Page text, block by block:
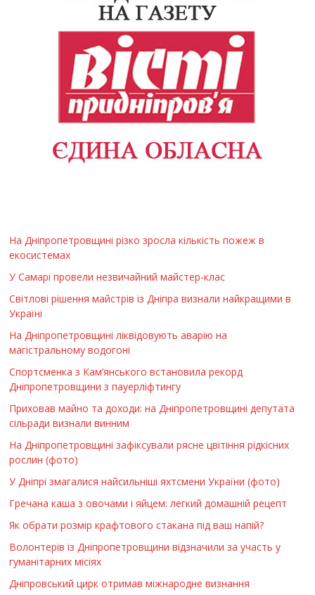
На Дніпропетровщині різко зросла кількість пожеж в
екосистемах
У Самарі провели незвичайний майстер-клас
Світлові рішення майстрів із Дніпра визнали найкращими в
Україні
На Дніпропетровщині ліквідовують аварію на
магістральному водогоні
Спортсменка з Кам’янського встановила рекорд
Дніпропетровщини з пауерліфтингу
Приховав майно та доходи: на Дніпропетровщині депутата
сільради визнали винним
На Дніпропетровщині зафіксували рясне цвітіння рідкісних
рослин (фото)
У Дніпрі змагалися найсильніші яхтсмени України (фото)
Гречана каша з овочами і яйцем: легкий домашній рецепт
Як обрати розмір крафтового стакана під ваш напій?
Волонтерів із Дніпропетровщини відзначили за участь у
гуманітарних місіях
Дніпровський цирк отримав міжнародне визнання